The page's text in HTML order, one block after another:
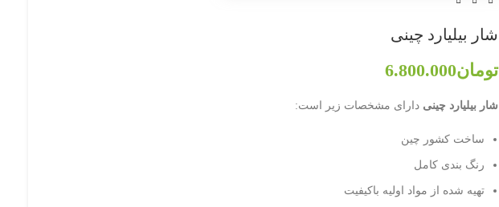
شار بیلیارد چینی
تومان6.800.000
شار بیلیارد چینی دارای مشخصات زیر است:
ساخت کشور چین
رنگ بندی کامل
تهیه شده از مواد اولیه باکیفیت